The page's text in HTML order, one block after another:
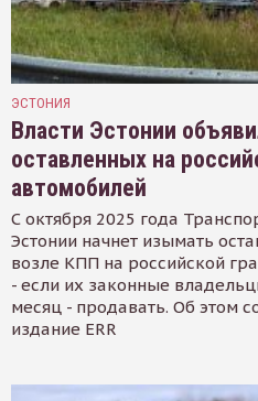
ЭСТОНИЯ
Власти Эстонии
оставленных на
автомобилей
С октября 2025 года
Эстонии начнет изымать
возле КПП на российской
- если их законные
месяц - продавать. Об этом
издание ERR